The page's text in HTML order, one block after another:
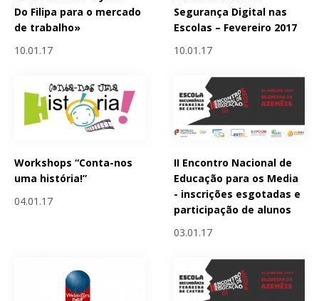
Do Filipa para o mercado
de trabalho»
10.01.17
Segurança Digital nas
Escolas – Fevereiro 2017
10.01.17
Workshops “Conta-nos
uma história!”
04.01.17
II Encontro Nacional de
Educação para os Media
- inscrições esgotadas e
participação de alunos
03.01.17